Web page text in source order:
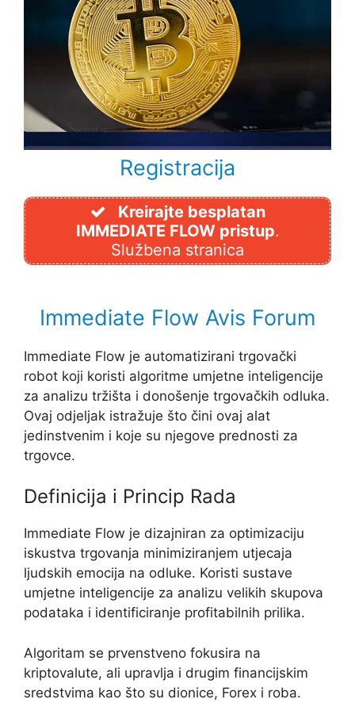
Registracija
Kreirajte besplatan
IMMEDIATE FLOW pristup.
Službena stranica
Immediate Flow Avis Forum
Immediate Flow je automatizirani trgovački
robot koji koristi algoritme umjetne inteligencije
za analizu tržišta i donošenje trgovačkih odluka.
Ovaj odjeljak istražuje što čini ovaj alat
jedinstvenim i koje su njegove prednosti za
trgovce.
Definicija i Princip Rada
Immediate Flow je dizajniran za optimizaciju
iskustva trgovanja minimiziranjem utjecaja
ljudskih emocija na odluke. Koristi sustave
umjetne inteligencije za analizu velikih skupova
podataka i identificiranje profitabilnih prilika.
Algoritam se prvenstveno fokusira na
kriptovalute, ali upravlja i drugim financijskim
sredstvima kao što su dionice, Forex i roba.